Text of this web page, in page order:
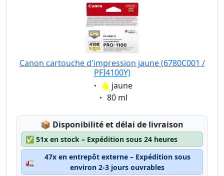
Canon cartouche d'impression jaune (6780C001 /
PFI4100Y)
Eigenschaft:
jaune
Eigenschaft:
80 ml
📦 Lagerstatus:
Disponibilité et délai de livraison
✅ 51x en stock – Expédition sous 24 heures
🚛
47x en entrepôt externe – Expédition sous
environ 2-3 jours ouvrables